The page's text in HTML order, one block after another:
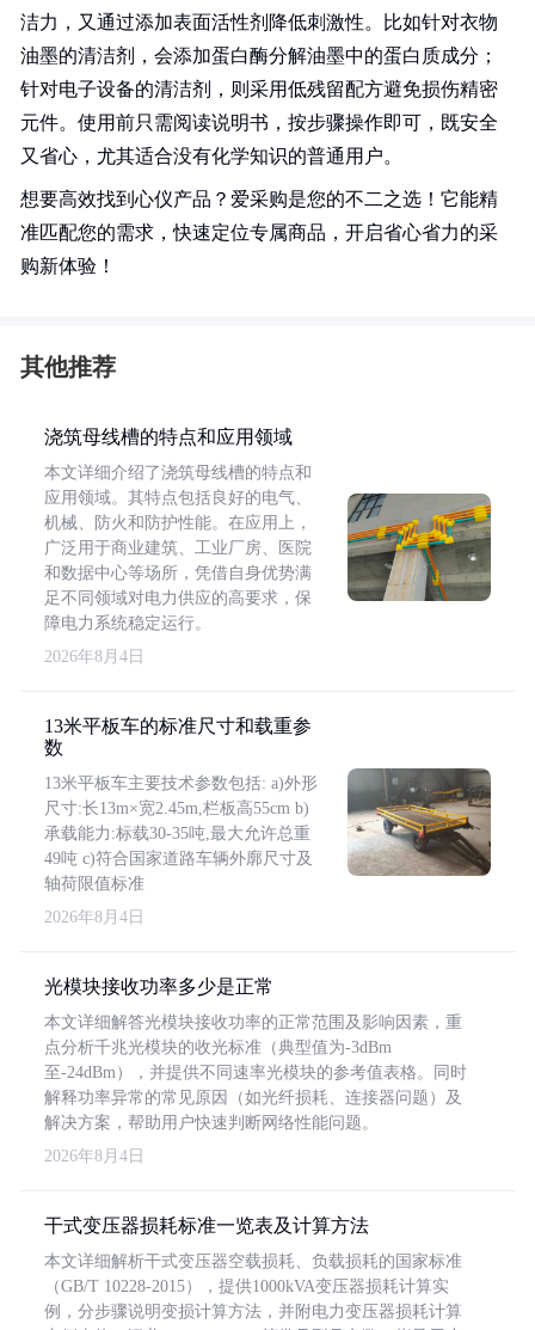
洁力，又通过添加表面活性剂降低刺激性。比如针对衣物
油墨的清洁剂，会添加蛋白酶分解油墨中的蛋白质成分；
针对电子设备的清洁剂，则采用低残留配方避免损伤精密
元件。使用前只需阅读说明书，按步骤操作即可，既安全
又省心，尤其适合没有化学知识的普通用户。
想要高效找到心仪产品？爱采购是您的不二之选！它能精
准匹配您的需求，快速定位专属商品，开启省心省力的采
购新体验！
其他推荐
浇筑母线槽的特点和应用领域
本文详细介绍了浇筑母线槽的特点和
应用领域。其特点包括良好的电气、
机械、防火和防护性能。在应用上，
广泛用于商业建筑、工业厂房、医院
和数据中心等场所，凭借自身优势满
足不同领域对电力供应的高要求，保
障电力系统稳定运行。
2026年8月4日
13米平板车的标准尺寸和载重参
数
13米平板车主要技术参数包括: a)外形
尺寸:长13m×宽2.45m,栏板高55cm b)
承载能力:标载30-35吨,最大允许总重
49吨 c)符合国家道路车辆外廓尺寸及
轴荷限值标准
2026年8月4日
光模块接收功率多少是正常
本文详细解答光模块接收功率的正常范围及影响因素，重
点分析千兆光模块的收光标准（典型值为-3dBm
至-24dBm），并提供不同速率光模块的参考值表格。同时
解释功率异常的常见原因（如光纤损耗、连接器问题）及
解决方案，帮助用户快速判断网络性能问题。
2026年8月4日
干式变压器损耗标准一览表及计算方法
本文详细解析干式变压器空载损耗、负载损耗的国家标准
（GB/T 10228-2015），提供1000kVA变压器损耗计算实
例，分步骤说明变损计算方法，并附电力变压器损耗计算